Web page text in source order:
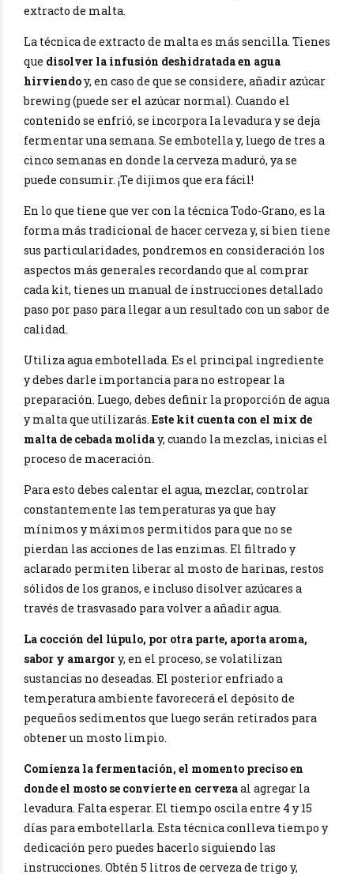
extracto de malta.
La técnica de extracto de malta es más sencilla. Tienes
que disolver la infusión deshidratada en agua
hirviendoy, en caso de que se considere, añadir azúcar
brewing (puede ser el azúcar normal). Cuando el
contenido se enfrió, se incorpora la levadura y se deja
fermentar una semana. Se embotella y, luego de tres a
cinco semanas en donde la cerveza maduró, ya se
puede consumir. ¡Te dijimos que era fácil!
En lo que tiene que ver con la técnica Todo-Grano, es la
forma más tradicional de hacer cerveza y, si bien tiene
sus particularidades, pondremos en consideración los
aspectos más generales recordando que al comprar
cada kit, tienes un manual de instrucciones detallado
paso por paso para llegar a un resultado con un sabor de
calidad.
Utiliza agua embotellada. Es el principal ingrediente
y debes darle importancia para no estropear la
preparación. Luego, debes definir la proporción de agua
y malta que utilizarás. Este kit cuenta con el mix de
malta de cebada moliday, cuando la mezclas, inicias el
proceso de maceración.
Para esto debes calentar el agua, mezclar, controlar
constantemente las temperaturas ya que hay
mínimos y máximos permitidos para que no se
pierdan las acciones de las enzimas. El filtrado y
aclarado permiten liberar al mosto de harinas, restos
sólidos de los granos, e incluso disolver azúcares a
través de trasvasado para volver a añadir agua.
La cocción del lúpulo, por otra parte, aporta aroma,
sabor y amargory, en el proceso, se volatilizan
sustancias no deseadas. El posterior enfriado a
temperatura ambiente favorecerá el depósito de
pequeños sedimentos que luego serán retirados para
obtener un mosto limpio.
Comienza la fermentación, el momento preciso en
donde el mosto se convierte en cervezaal agregar la
levadura. Falta esperar. El tiempo oscila entre 4 y 15
días para embotellarla. Esta técnica conlleva tiempo y
dedicación pero puedes hacerlo siguiendo las
instrucciones. Obtén 5 litros de cerveza de trigo y,